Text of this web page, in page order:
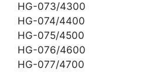
HG-073/4300
HG-074/4400
HG-075/4500
HG-076/4600
HG-077/4700